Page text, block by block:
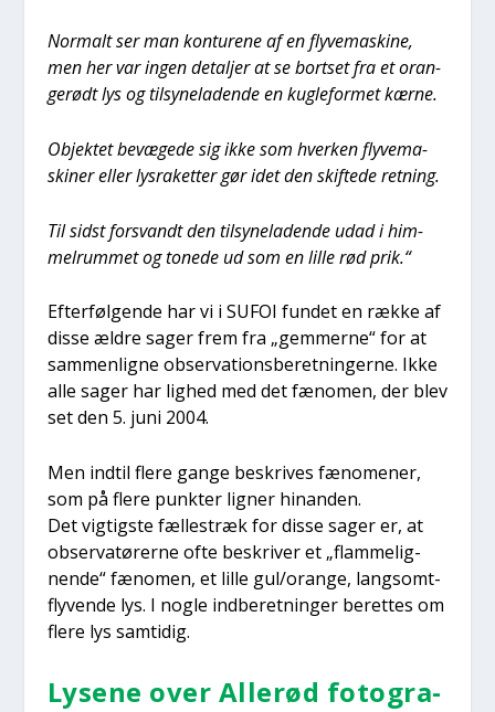
Nor­malt ser man kon­tu­re­ne af en fly­ve­ma­ski­ne,
men her var ingen detal­jer at se bort­set fra et oran­
ge­rødt lys og til­sy­ne­la­den­de en kug­le­for­met kær­ne.
Objek­tet bevæ­ge­de sig ikke som hver­ken fly­ve­ma­
ski­ner eller lys­ra­ket­ter gør idet den skif­te­de ret­ning.
Til sidst for­svandt den til­sy­ne­la­den­de udad i him­
mel­rum­met og tone­de ud som en lil­le rød prik.“
Efter­føl­gen­de har vi i SUFOI fun­det en ræk­ke af
dis­se ældre sager frem fra „gem­mer­ne“ for at
sam­men­lig­ne obser­va­tions­be­ret­nin­ger­ne. Ikke
alle sager har lig­hed med det fæno­men, der blev
set den 5. juni 2004.
Men ind­til fle­re gan­ge beskri­ves fæno­me­ner,
som på fle­re punk­ter lig­ner hin­an­den.
Det vig­tig­ste fæl­les­træk for dis­se sager er, at
obser­va­tø­rer­ne ofte beskri­ver et „flam­me­lig­
nen­de“ fæno­men, et lil­le gul/orange, lang­somt­
fly­ven­de lys. I nog­le ind­be­ret­nin­ger beret­tes om
fle­re lys sam­ti­dig.
Lyse­ne over Alle­rød foto­gra­